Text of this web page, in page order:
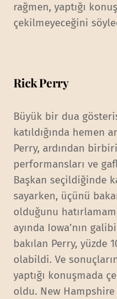
rağmen, yaptığı
çekilmeyeceğini
Rick Perry
Büyük bir dua
katıldığında hemen
Perry, ardından
performansları ve
Başkan seçildiğinde
sayarken, üçünü
olduğunu
ayında Iowa’nın
bakılan Perry, yüzde
olabildi. Ve
yaptığı konuşmada
oldu. New